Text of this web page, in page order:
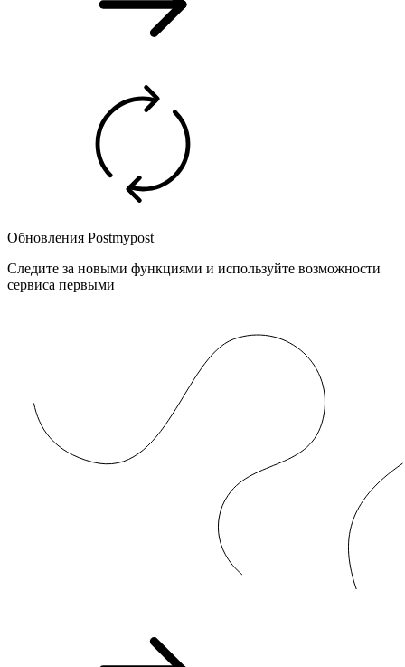
Обновления Postmypost
Следите за новыми функциями и используйте возможности
сервиса первыми